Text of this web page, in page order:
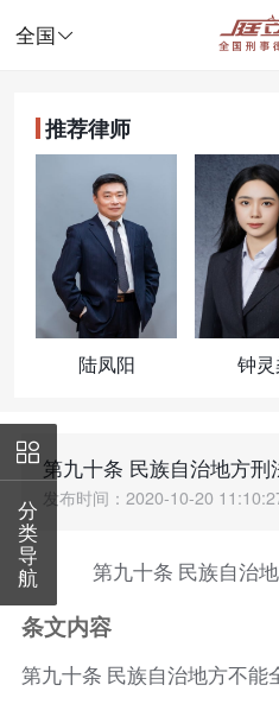
全国
推荐律师
陆凤阳 钟
第九十条 民族自治地方刑
发布时间：2020-10-20
第九十条 民族自治
条文内容
第九十条 民族自治地方不能

分
类
导
航